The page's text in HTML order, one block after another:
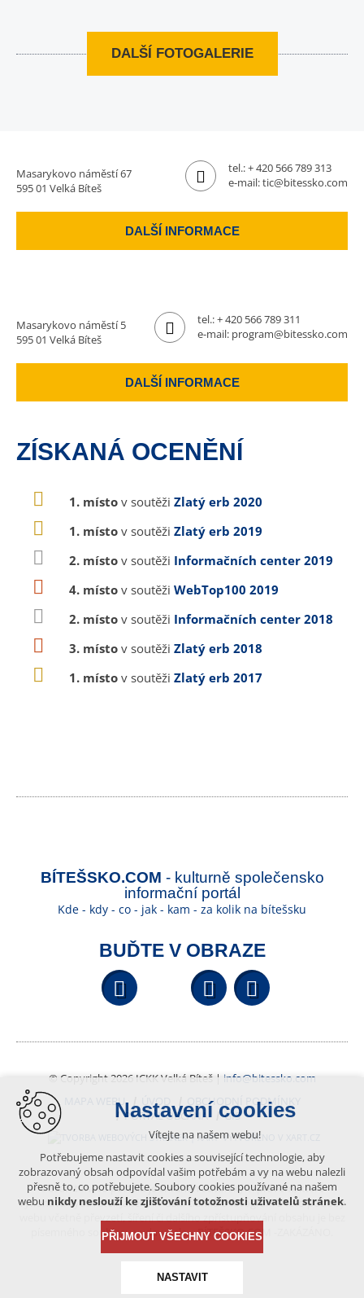
DALŠÍ FOTOGALERIE
Masarykovo náměstí 67
595 01 Velká Bíteš
tel.:+ 420 566 789 313
e-mail:tic@bitessko.com
DALŠÍ INFORMACE
Masarykovo náměstí 5
595 01 Velká Bíteš
tel.:+ 420 566 789 311
e-mail: program@bitessko.com
DALŠÍ INFORMACE
ZÍSKANÁ OCENĚNÍ
1. místo v soutěži Zlatý erb 2020
1. místo v soutěži Zlatý erb 2019
2. místo v soutěži Informačních center 2019
4. místo v soutěži WebTop100 2019
2. místo v soutěži Informačních center 2018
3. místo v soutěži Zlatý erb 2018
1. místo v soutěži Zlatý erb 2017
BÍTEŠSKO.COM - kulturně společensko
informační portál
Kde - kdy - co - jak - kam - za kolik na bítešsku
BUĎTE V OBRAZE
Facebook YouTube
© Copyright 2026 ICKK Velká Bíteš | info@bitessko.com
MAPA WEBU
ÚVOD
OBCHODNÍ PODMÍNKY
PORTÁL OBČANA
GIS
VYTVOŘENO V XART.CZ
Obsah tohoto portálu je chráněn autorským právem, které
vykonává vydavatel. Jakékoliv užití článků a fotografií z této podoby
písemného souhlasu vydavatele – BÍTEŠSKO.COM -ZAKÁZÁNO.
Nastavení cookies
Vítejte na našem webu!
Potřebujeme nastavit cookies a související technologie, aby
zobrazovaný obsah odpovídal vašim potřebám a vy na webu nalezli
přesně to, co potřebujete. Soubory cookies používané na našem
webu nikdy neslouží ke zjišťování totožnosti uživatelů stránek.
PŘIJMOUT VŠECHNY COOKIES
NASTAVIT